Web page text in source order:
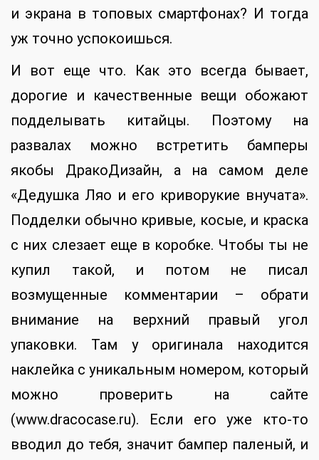
и экрана в топовых смартфонах? И тогда
уж точно успокоишься.
И вот еще что. Как это всегда бывает,
дорогие и качественные вещи обожают
подделывать китайцы. Поэтому на
развалах можно встретить бамперы
якобы ДракоДизайн, а на самом деле
«Дедушка Ляо и его криворукие внучата».
Подделки обычно кривые, косые, и краска
с них слезает еще в коробке. Чтобы ты не
купил такой, и потом не писал
возмущенные комментарии – обрати
внимание на верхний правый угол
упаковки. Там у оригинала находится
наклейка с уникальным номером, который
можно проверить на сайте
(www.dracocase.ru). Если его уже кто-то
вводил до тебя, значит бампер паленый, и